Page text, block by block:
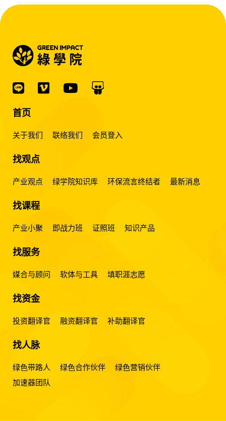
首页
关于我们 联络我们 会员登入
找观点
产业观点 绿学院知识库 环保流言终结者 最新消息
找课程
产业小聚 即战力班 证照班 知识产品
找服务
媒合与顾问 软体与工具 填职涯志愿
找资金
投资翻译官 融资翻译官 补助翻译官
找人脉
绿色带路人 绿色合作伙伴
绿色营销伙伴
加速器团队